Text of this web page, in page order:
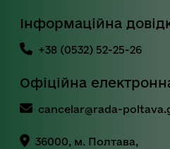
Інформаційна
+38 (0532) 52-25-26
Офіційна
cancelar@rada-
36000, м. Полтава,